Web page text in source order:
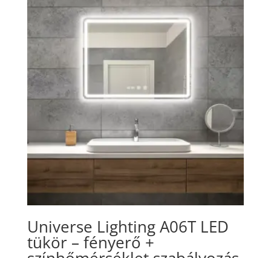
Universe Lighting A06T LED
tükör – fényerő +